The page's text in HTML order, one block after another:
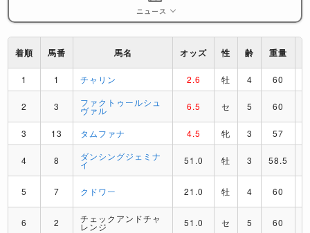
ニュース
着順 馬番 馬名 オッズ 性 齢 重量
1 1 チャリン 2.6 牡 4 60
2 3 ファクトゥールシュ
ヴァル 6.5 セ 5 60
3 13 タムファナ 4.5 牝 3 57
4 8 ダンシングジェミナ
イ 51.0 牡 3 58.5
5 7 クドワー 21.0 牡 4 60
6 2 チェックアンドチャ
レンジ 51.0 セ 5 60